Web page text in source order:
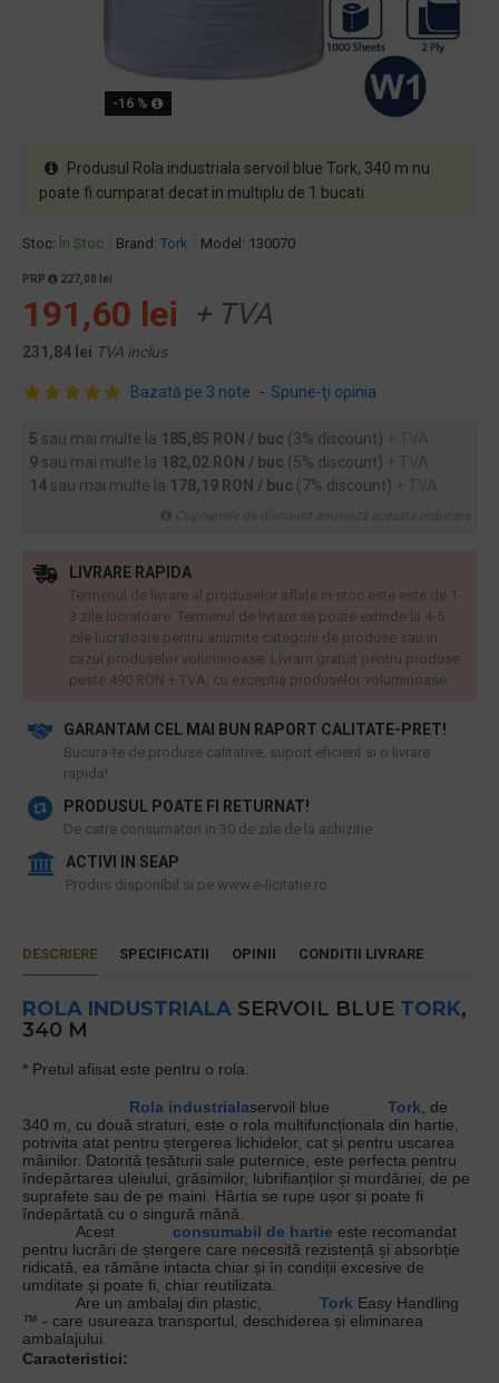
-16 %
Stoc: În Stoc Brand: Tork Model: 130070
Bazată pe 3 note. - Spune-ţi opinia
PRP 227,00 lei
191,60 lei + TVA
231,84 lei TVA inclus
Produsul Rola industriala servoil blue Tork, 340 m nu
poate fi cumparat decat in multiplu de 1 bucati
5 sau mai multe la 185,85 RON / buc (3% discount)
9 sau mai multe la 182,02 RON / buc (5% discount)
14 sau mai multe la 178,19 RON / buc (7% discount)
GARANTAM CEL MAI BUN RAPORT CALITATE-PRET!
​Bucura-te de produse calitative, suport eficient si o livrare
rapida!
PRODUSUL POATE FI RETURNAT!
De catre consumatori in 30 de zile de la achizitie
ACTIVI IN SEAP
Produs disponibil si pe www.e-licitatie.ro
LIVRARE RAPIDA
Termenul de livrare al produselor aflate in stoc este este de 1-
3 zile lucratoare. Termenul de livrare se poate extinde la 4-5
zile lucratoare pentru anumite categorii de produse sau in
cazul produselor voluminoase. Livram gratuit pentru produse
peste 490 RON + TVA, cu exceptia produselor voluminoase.
DESCRIERE SPECIFICATII OPINII CONDITII LIVRARE
ROLA INDUSTRIALA SERVOIL BLUE TORK,
340 M
* Pretul afisat este pentru o rola.
Rola industrialaservoil blue Tork , de
340 m, cu două straturi, este o rola multifuncționala din hartie,
potrivita atat pentru ștergerea lichidelor, cat și pentru uscarea
mâinilor. Datorită țesăturii sale puternice, este perfecta pentru
îndepărtarea uleiului, grăsimilor, lubrifianților și murdăriei, de pe
suprafete sau de pe maini. Hârtia se rupe ușor și poate fi
îndepărtată cu o singură mână.
Acest
consumabil de hartie este recomandat
pentru lucrări de ștergere care necesită rezistență și absorbție
ridicată, ea rămâne intacta chiar și în condiții excesive de
umditate și poate fi, chiar reutilizata.
Are un ambalaj din plastic,
Tork Easy Handling
™ - care usureaza transportul, deschiderea și eliminarea
ambalajului.
Caracteristici: